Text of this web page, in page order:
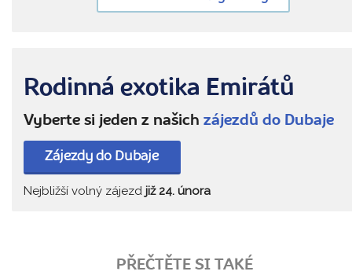
Rodinná exotika Emirátů
Vyberte si jeden z našich zájezdů do Dubaje
Zájezdy do Dubaje
Nejbližší volný zájezd již 24. února
PŘEČTĚTE SI TAKÉ